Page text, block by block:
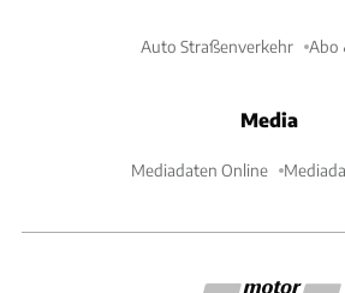
Auto Straßenverkehr Abo
Media
Mediadaten Online